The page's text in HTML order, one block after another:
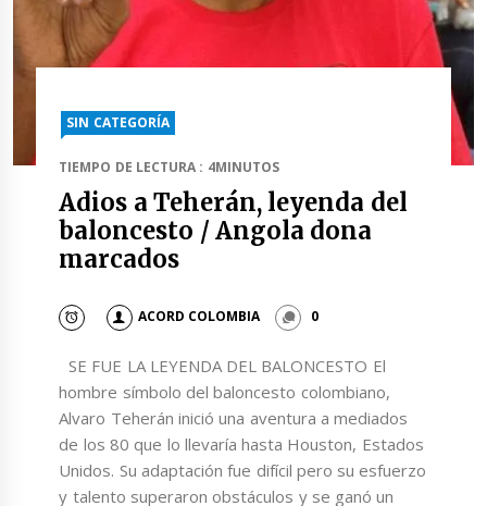
SIN CATEGORÍA
TIEMPO DE LECTURA : 4MINUTOS
Adios a Teherán, leyenda del
baloncesto / Angola dona
marcados
ACORD COLOMBIA 0
SE FUE LA LEYENDA DEL BALONCESTO El
hombre símbolo del baloncesto colombiano,
Alvaro Teherán inició una aventura a mediados
de los 80 que lo llevaría hasta Houston, Estados
Unidos. Su adaptación fue difícil pero su esfuerzo
y talento superaron obstáculos y se ganó un